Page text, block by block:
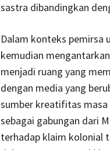
sastra dibandingkan
Dalam konteks pemirsa
kemudian
menjadi ruang yang
dengan media yang
sumber kreatifitas
sebagai gabungan dari
terhadap klaim kolonial